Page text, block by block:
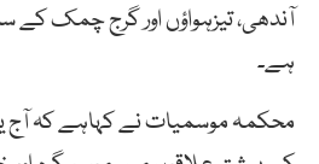
آندھی، تیزہواؤں اور گرج چمک کے
ہے۔
محکمہ موسمیات نے کہاہے کہ آج